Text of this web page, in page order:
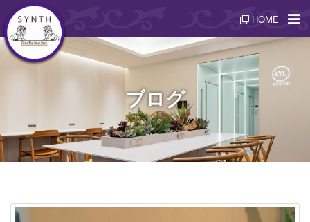
HOME
ブログ